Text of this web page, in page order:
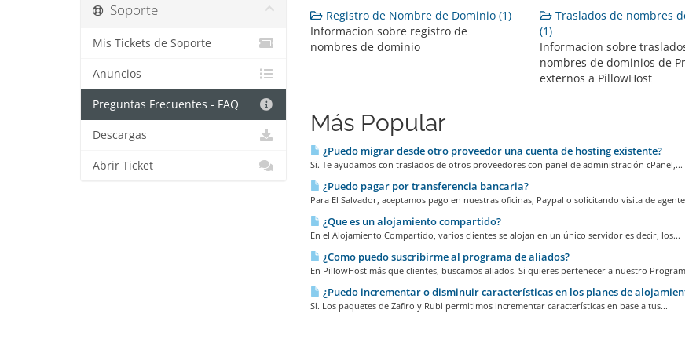
Registro de Nombre de Dominio (1)
Informacion sobre registro de
nombres de dominio
Traslados de nombres
(1)
Informacion sobre
nombres de dominios de
externos a PillowHost
Más Popular
¿Puedo migrar desde otro proveedor una cuenta de hosting existente?
Si. Te ayudamos con traslados de otros proveedores con panel de administración cPanel,...
¿Puedo pagar por transferencia bancaria?
Para El Salvador, aceptamos pago en nuestras oficinas, Paypal o solicitando visita de
¿Que es un alojamiento compartido?
En el Alojamiento Compartido, varios clientes se alojan en un único servidor es decir, los...
¿Como puedo suscribirme al programa de aliados?
En PillowHost más que clientes, buscamos aliados. Si quieres pertenecer a nuestro
¿Puedo incrementar o disminuir características en los planes de
Si. Los paquetes de Zafiro y Rubi permitimos incrementar características en base a tus...
Soporte
Mis Tickets de Soporte
Anuncios
Preguntas Frecuentes - FAQ
Descargas
Abrir Ticket